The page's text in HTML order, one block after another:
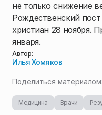
не только снижение
Рождественский
христиан 28 ноября.
января.
Автор:
Илья Хомяков
Поделиться материалом:
Медицина Врачи